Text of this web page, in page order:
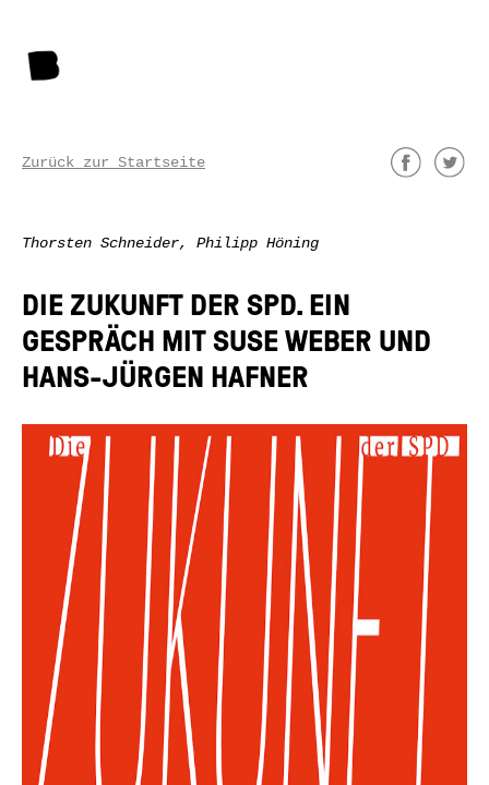
Zurück zur Startseite
Thorsten Schneider, Philipp Höning
DIE ZUKUNFT DER SPD. EIN
GESPRÄCH MIT SUSE WEBER UND
HANS-JÜRGEN HAFNER